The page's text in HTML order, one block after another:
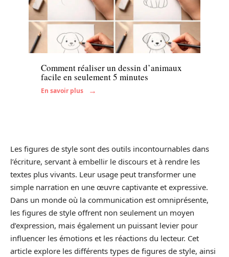
Famille
Comment réaliser un dessin d’animaux
facile en seulement 5 minutes
En savoir plus
Les figures de style sont des outils incontournables dans
l’écriture, servant à embellir le discours et à rendre les
textes plus vivants. Leur usage peut transformer une
simple narration en une œuvre captivante et expressive.
Dans un monde où la communication est omniprésente,
les figures de style offrent non seulement un moyen
d’expression, mais également un puissant levier pour
influencer les émotions et les réactions du lecteur. Cet
article explore les différents types de figures de style, ainsi